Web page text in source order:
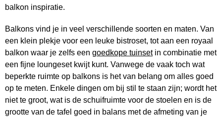
balkon inspiratie.
Balkons vind je in veel verschillende soorten en maten. Van
een klein plekje voor een leuke bistroset, tot aan een royaal
balkon waar je zelfs een goedkope tuinsetin combinatie met
een fijne loungeset kwijt kunt. Vanwege de vaak toch wat
beperkte ruimte op balkons is het van belang om alles goed
op te meten. Enkele dingen om bij stil te staan zijn; wordt het
niet te groot, wat is de schuifruimte voor de stoelen en is de
grootte van de tafel goed in balans met de afmeting van je